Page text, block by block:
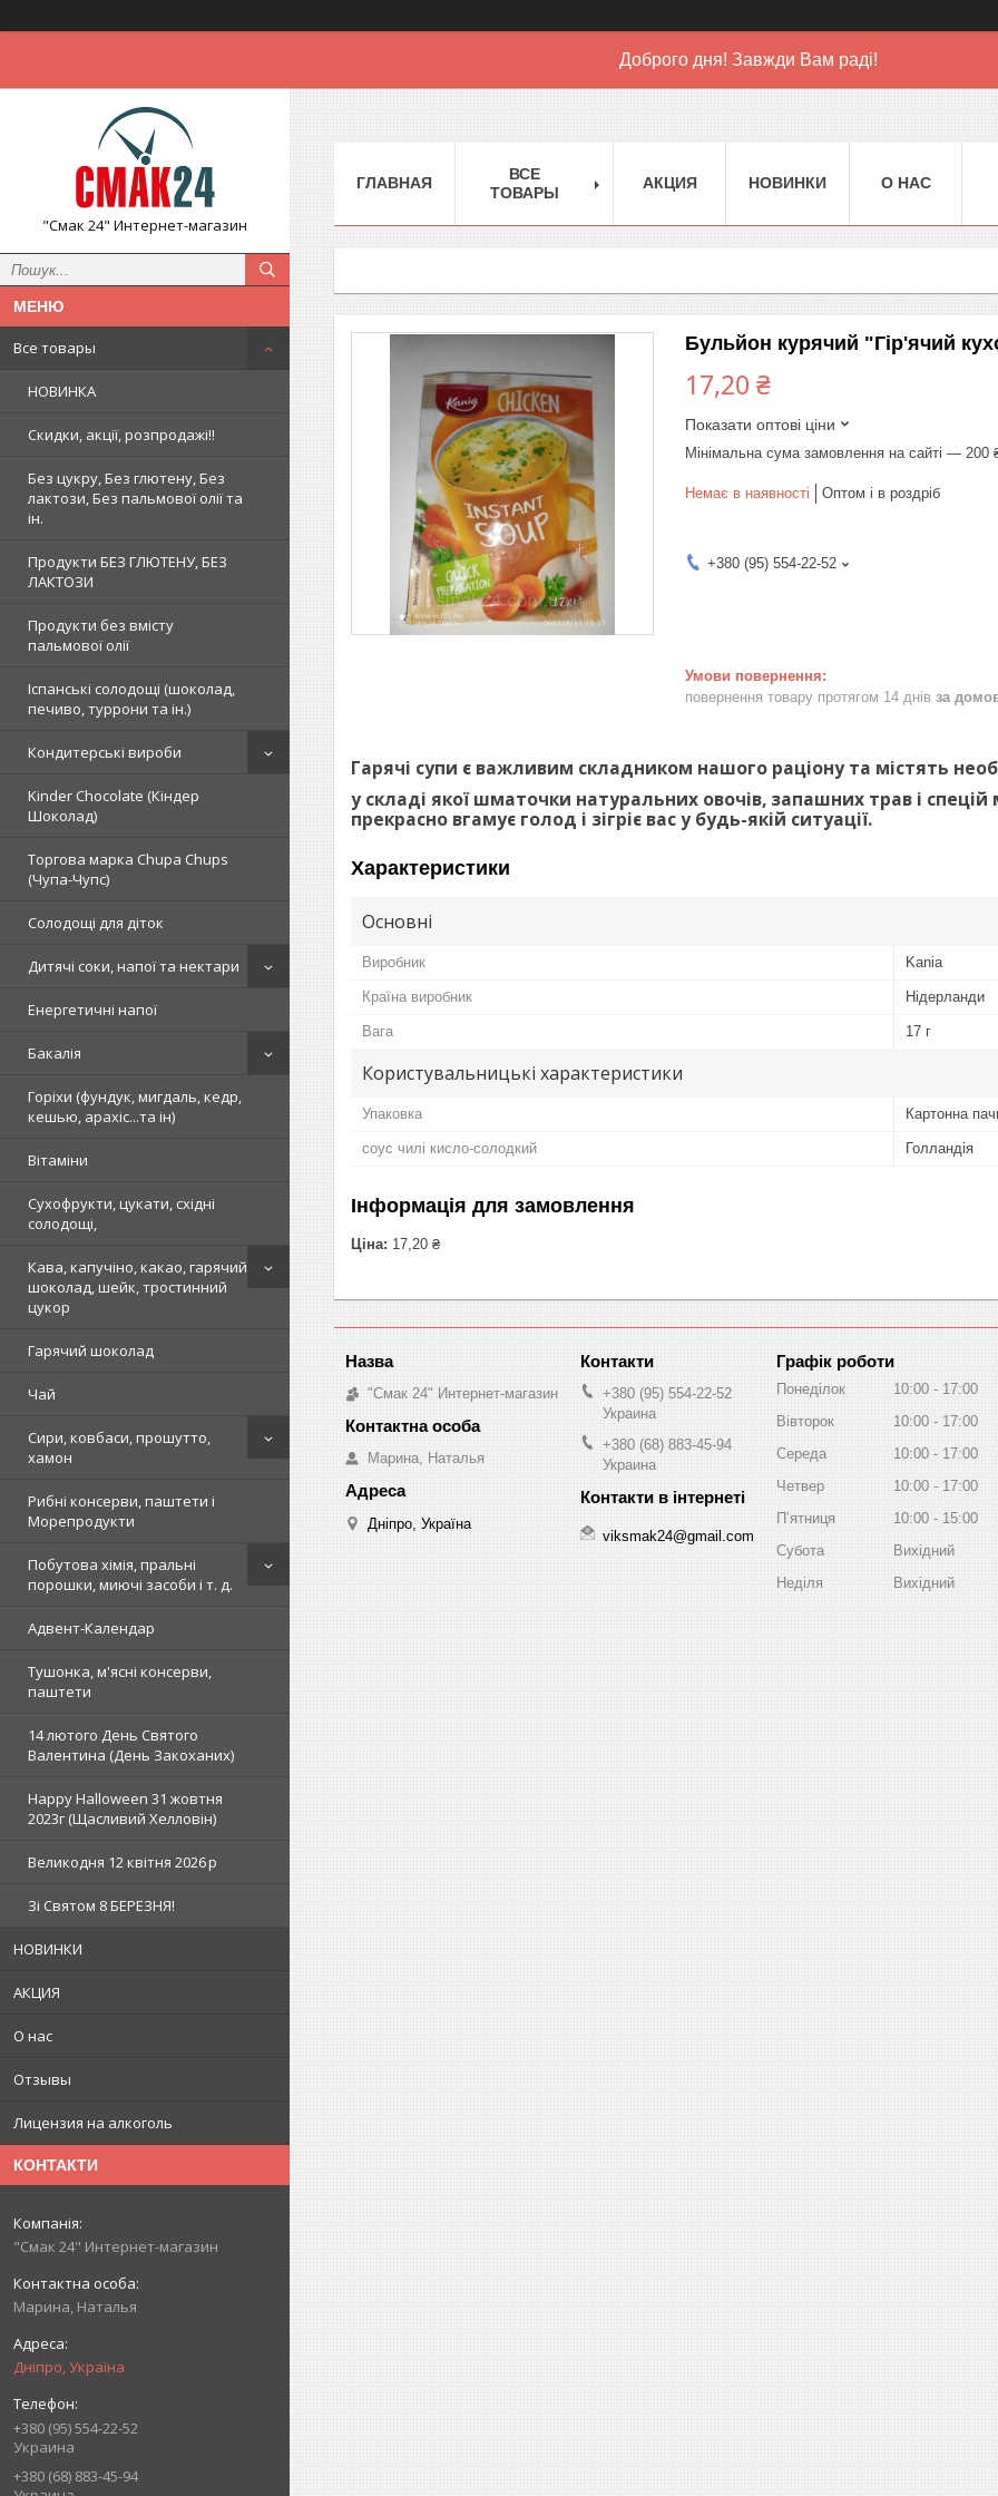
Доброго дня! Завжди Вам раді!
"Смак 24" Интернет-магазин
Все товары
НОВИНКА
Скидки, акції, розпродажі!!
Без цукру, Без глютену, Без
лактози, Без пальмової олії та
ін.
Продукти БЕЗ ГЛЮТЕНУ, БЕЗ
ЛАКТОЗИ
Продукти без вмісту
пальмової олії
Іспанські солодощі (шоколад,
печиво, туррони та ін.)
Кондитерські вироби
Kinder Chocolate (Кіндер
Шоколад)
Торгова марка Chupa Chups
(Чупа-Чупс)
Солодощі для діток
Дитячі соки, напої та нектари
Енергетичні напої
Бакалія
Горіхи (фундук, мигдаль, кедр,
кешью, арахіс...та ін)
Вітаміни
Сухофрукти, цукати, східні
солодощі,
Кава, капучіно, какао, гарячий
шоколад, шейк, тростинний
цукор
Гарячий шоколад
Чай
Сири, ковбаси, прошутто,
хамон
Рибні консерви, паштети і
Морепродукти
Побутова хімія, пральні
порошки, миючі засоби і т. д.
Адвент-Календар
Тушонка, м'ясні консерви,
паштети
14 лютого День Святого
Валентина (День Закоханих)
Happy Halloween 31 жовтня
2023г (Щасливий Хелловін)
Великодня 12 квітня 2026 р
Зi Святом 8 БЕРЕЗНЯ!
НОВИНКИ
АКЦИЯ
О нас
Отзывы
Лицензия на алкоголь
КОНТАКТИ
"Смак 24" Интернет-магазин
Марина, Наталья
Дніпро, Україна
+380 (95) 554-22-52
Украина
+380 (68) 883-45-94
ГЛАВНАЯ
ВСЕ
ТОВАРЫ
АКЦИЯ НОВИНКИ О НАС
Бульйон курячий "Гір'ячий
17,20 ₴
Показати оптові ціни
Мінімальна сума замовлення на сайті — 200
Немає в наявності Оптом і в роздріб
+380 (95) 554-22-52
повернення товару протягом 14 днів за
Гарячі супи є важливим складником нашого раціону та містять
у складі якої шматочки натуральних овочів, запашних трав і
прекрасно вгамує голод і зігріє вас у будь-якій ситуації.
Характеристики
Основні
Виробник Kania
Країна виробник Нідерланди
Вага 17 г
Користувальницькі характеристики
Упаковка Картонна
соус чилі кисло-солодкий Голландія
Інформація для замовлення
Ціна: 17,20 ₴
"Смак 24" Интернет-магазин
Марина, Наталья
Дніпро, Україна
+380 (95) 554-22-52
Украина
+380 (68) 883-45-94
Украина
viksmak24@gmail.com
Графік роботи
Понеділок 10:00
17:00
Вівторок
10:00
17:00
Середа
10:00
17:00
Четвер
10:00
17:00
Пʼятниця
10:00
15:00
Субота
Вихідний
Неділя
Вихідний